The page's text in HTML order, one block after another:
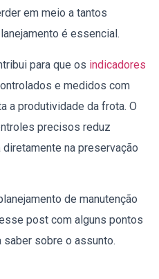
em meio a tantos
é essencial.
para que os indicadores
e medidos com
a produtividade da frota. O
precisos reduz
na preservação
de manutenção
post com alguns pontos
sobre o assunto.